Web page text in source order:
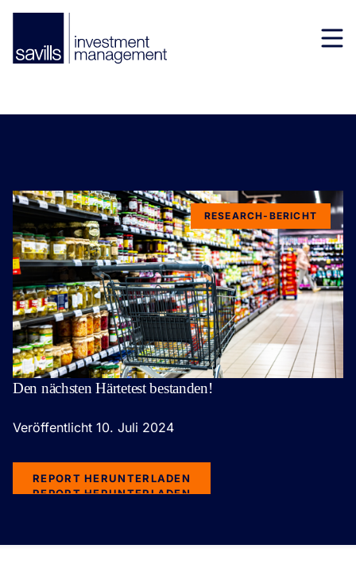
RESEARCH-BERICHT
Den nächsten Härtetest bestanden!
Veröffentlicht 10. Juli 2024
REPORT HERUNTERLADEN
REPORT HERUNTERLADEN